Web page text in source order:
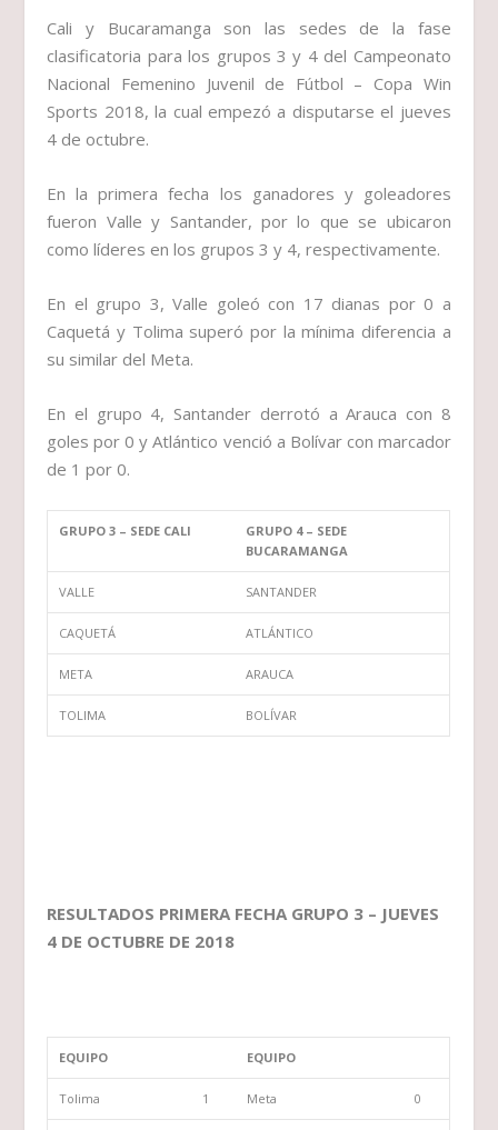
Cali y Bucaramanga son las sedes de la fase
clasificatoria para los grupos 3 y 4 del Campeonato
Nacional Femenino Juvenil de Fútbol – Copa Win
Sports 2018, la cual empezó a disputarse el jueves
4 de octubre.
En la primera fecha los ganadores y goleadores
fueron Valle y Santander, por lo que se ubicaron
como líderes en los grupos 3 y 4, respectivamente.
En el grupo 3, Valle goleó con 17 dianas por 0 a
Caquetá y Tolima superó por la mínima diferencia a
su similar del Meta.
En el grupo 4, Santander derrotó a Arauca con 8
goles por 0 y Atlántico venció a Bolívar con marcador
de 1 por 0.
GRUPO 3 – SEDE CALI
GRUPO 4 – SEDE
BUCARAMANGA
VALLE SANTANDER
CAQUETÁ ATLÁNTICO
META ARAUCA
TOLIMA BOLÍVAR
RESULTADOS PRIMERA FECHA GRUPO 3 – JUEVES
4 DE OCTUBRE DE 2018
EQUIPO EQUIPO
Tolima 1 Meta 0